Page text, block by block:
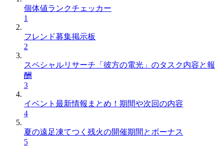
個体値ランクチェッカー
1
フレンド募集掲示板
2
スペシャルリサーチ「彼方の電光」のタスク内容と報
酬
3
イベント最新情報まとめ！期間や次回の内容
4
夏の遠足凍てつく残火の開催期間とボーナス
5